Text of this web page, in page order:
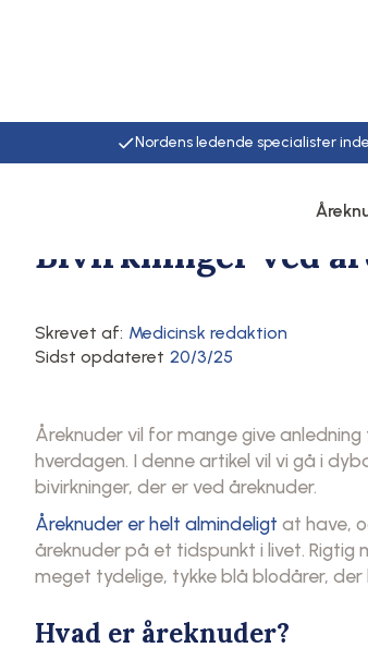
Nordens ledende specialister
Bivirkninger ved
Skrevet af: Medicinsk redaktion
Sidst opdateret 20/3/25
Åreknuder vil for mange give
hverdagen. I denne artikel vil vi gå i
bivirkninger, der er ved åreknuder.
Åreknuder er helt almindeligt at have,
åreknuder på et tidspunkt i livet. Rigtig
meget tydelige, tykke blå blodårer, der
Hvad er åreknuder?